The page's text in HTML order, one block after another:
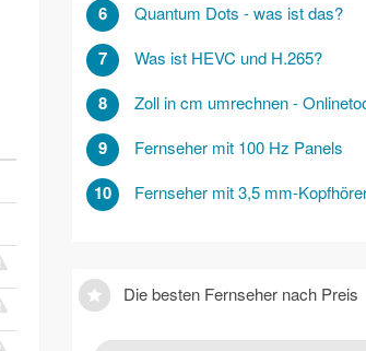
6 Quantum Dots - was ist das?
7 Was ist HEVC und H.265?
8 Zoll in cm umrechnen -
9 Fernseher mit 100 Hz Panels
10 Fernseher mit 3,5 mm-
Die besten Fernseher nach Preis